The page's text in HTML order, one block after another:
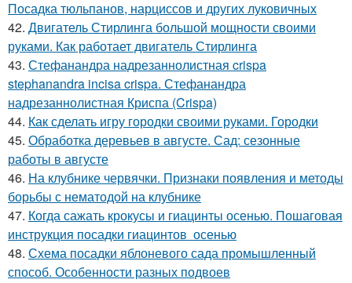
Посадка тюльпанов, нарциссов и других луковичных
42. Двигатель Стирлинга большой мощности своими
руками. Как работает двигатель Стирлинга
43. Стефанандра надрезаннолистная crispa
stephanandra incisa crispa. Стефанандра
надрезаннолистная Криспа (Crispa)
44. Как сделать игру городки своими руками. Городки
45. Обработка деревьев в августе. Сад: сезонные
работы в августе
46. На клубнике червячки. Признаки появления и методы
борьбы с нематодой на клубнике
47. Когда сажать крокусы и гиацинты осенью. Пошаговая
инструкция посадки гиацинтов осенью
48. Схема посадки яблоневого сада промышленный
способ. Особенности разных подвоев